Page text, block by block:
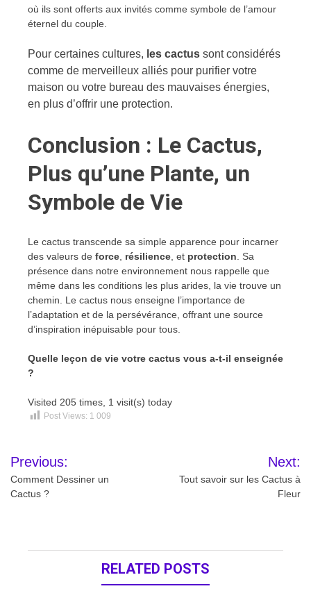
où ils sont offerts aux invités comme symbole de l’amour
éternel du couple.
Pour certaines cultures, les cactus sont considérés
comme de merveilleux alliés pour purifier votre
maison ou votre bureau des mauvaises énergies,
en plus d’offrir une protection.
Conclusion : Le Cactus,
Plus qu’une Plante, un
Symbole de Vie
Le cactus transcende sa simple apparence pour incarner
des valeurs de force, résilience, et protection. Sa
présence dans notre environnement nous rappelle que
même dans les conditions les plus arides, la vie trouve un
chemin. Le cactus nous enseigne l’importance de
l’adaptation et de la persévérance, offrant une source
d’inspiration inépuisable pour tous.
Quelle leçon de vie votre cactus vous a-t-il enseignée
?
Visited 205 times, 1 visit(s) today
Post Views: 1 009
Navigation
de
Previous:
Comment Dessiner un
Cactus ?
Next:
Tout savoir sur les Cactus à
Fleur
RELATED POSTS